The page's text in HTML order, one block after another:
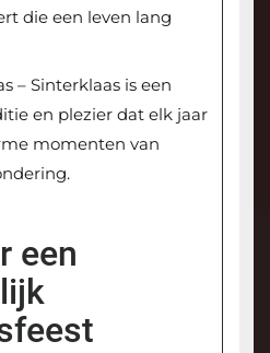
die een leven lang
– Sinterklaas is een
en plezier dat elk jaar
momenten van
een